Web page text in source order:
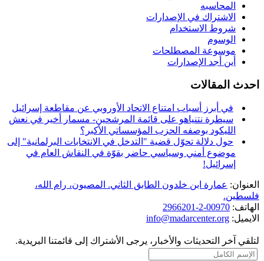
المحاسبه
الاشتراك في الإصدارات
شروط الاستخدام
الوسوم
موسوعة المصطلحات
أين أجد الإصدارات
احدث المقالات
في أبرز أسباب امتناع الاتحاد الأوروبي عن مقاطعة إسرائيل
سيطرة نتنياهو على قائمة المرشحين- مسمار أخير في نعش
الليكود بوصفه الحزب المؤسساتي الأكبر؟
حول دلالة تحوّل قضية "التدخل في الانتخابات البرلمانية" إلى
موضوع أمني وسياسي حاضر بقوّة في النقاش العام في
إسرائيل!
العنوان: عمارة ابن خلدون الطابق الثاني. المصيون، رام الله،
فلسطين.
الهاتف: 00970-2-2966201
الايميل: info@madarcenter.org
لتلقي آخر التحديثات والأخبار، يرجى الأشتراك إلى قائمتنا البريدية.